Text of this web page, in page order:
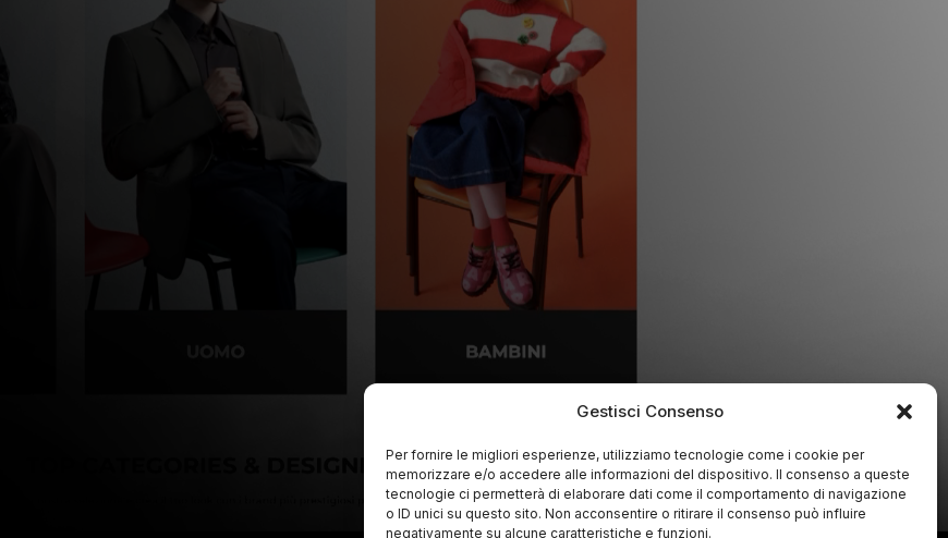
Gestisci Consenso
Per fornire le migliori esperienze, utilizziamo tecnologie come i cookie per
memorizzare e/o accedere alle informazioni del dispositivo. Il consenso a queste
tecnologie ci permetterà di elaborare dati come il comportamento di navigazione
o ID unici su questo sito. Non acconsentire o ritirare il consenso può influire
negativamente su alcune caratteristiche e funzioni.